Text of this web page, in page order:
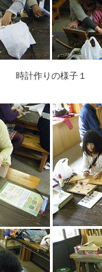
時計作りの様子１